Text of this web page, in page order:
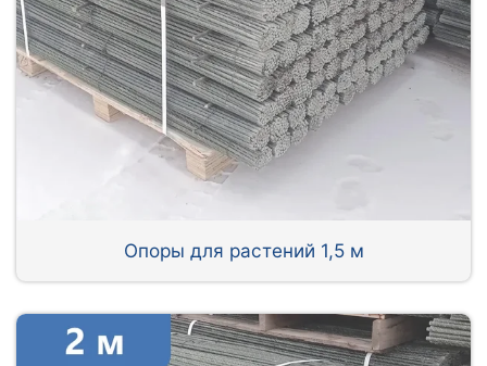
Опоры для растений 1,5 м